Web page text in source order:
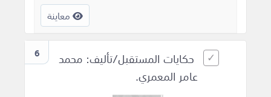
معاينة
6
حكايات المستقبل/تأليف: محمد
عامر المعمري.